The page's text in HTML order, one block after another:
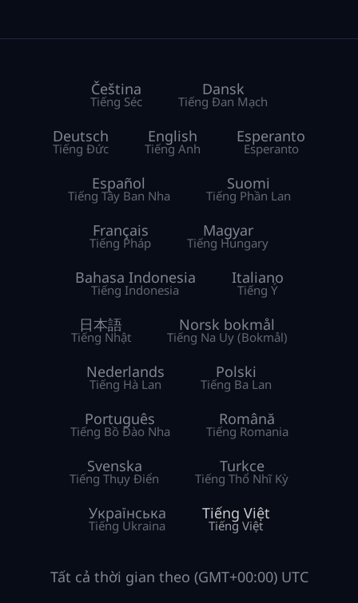
Čeština
Tiếng Séc
Dansk
Tiếng Đan Mạch
Deutsch
Tiếng Đức
English
Tiếng Anh
Esperanto
Esperanto
Español
Tiếng Tây Ban Nha
Suomi
Tiếng Phần Lan
Français
Tiếng Pháp
Magyar
Tiếng Hungary
Bahasa Indonesia
Tiếng Indonesia
Italiano
Tiếng Ý
日本語
Tiếng Nhật
Norsk bokmål
Tiếng Na Uy (Bokmål)
Nederlands
Tiếng Hà Lan
Polski
Tiếng Ba Lan
Português
Tiếng Bồ Đào Nha
Română
Tiếng Romania
Svenska
Tiếng Thụy Điển
Turkce
Tiếng Thổ Nhĩ Kỳ
Українська
Tiếng Ukraina
Tiếng Việt
Tiếng Việt
Tất cả thời gian theo (GMT+00:00) UTC